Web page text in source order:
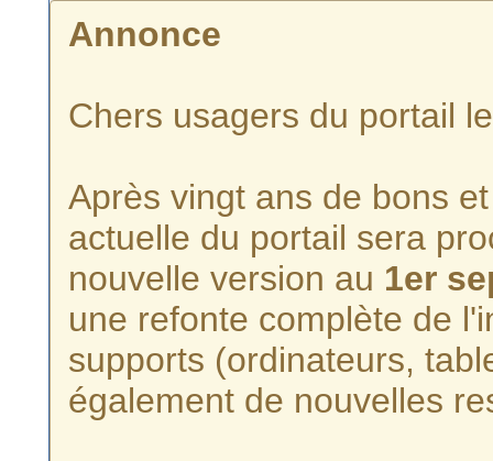
Annonce
Chers usagers du portail
Après vingt ans de bons
actuelle du portail sera
nouvelle version au 1er
une refonte complète de
supports (ordinateurs,
également de nouvelles